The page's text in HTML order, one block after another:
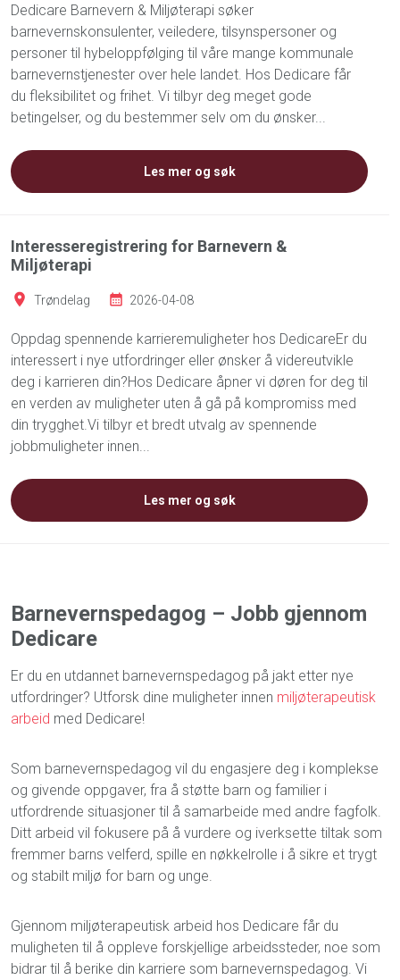
Dedicare Barnevern & Miljøterapi søker
barnevernskonsulenter, veiledere, tilsynspersoner og
personer til hybeloppfølging til våre mange kommunale
barnevernstjenester over hele landet. Hos Dedicare får
du fleksibilitet og frihet. Vi tilbyr deg meget gode
betingelser, og du bestemmer selv om du ønsker...
Les mer og søk
Interesseregistrering for Barnevern &
Miljøterapi
Trøndelag 2026-04-08
Oppdag spennende karrieremuligheter hos DedicareEr du
interessert i nye utfordringer eller ønsker å videreutvikle
deg i karrieren din?Hos Dedicare åpner vi døren for deg til
en verden av muligheter uten å gå på kompromiss med
din trygghet.Vi tilbyr et bredt utvalg av spennende
jobbmuligheter innen...
Les mer og søk
Barnevernspedagog – Jobb gjennom
Dedicare
Er du en utdannet barnevernspedagog på jakt etter nye
utfordringer? Utforsk dine muligheter innen miljøterapeutisk
arbeid med Dedicare!
Som barnevernspedagog vil du engasjere deg i komplekse
og givende oppgaver, fra å støtte barn og familier i
utfordrende situasjoner til å samarbeide med andre fagfolk.
Ditt arbeid vil fokusere på å vurdere og iverksette tiltak som
fremmer barns velferd, spille en nøkkelrolle i å sikre et trygt
og stabilt miljø for barn og unge.
Gjennom miljøterapeutisk arbeid hos Dedicare får du
muligheten til å oppleve forskjellige arbeidssteder, noe som
bidrar til å berike din karriere som barnevernspedagog. Vi